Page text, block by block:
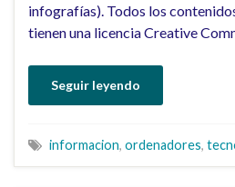
infografías). Todos los
tienen una licencia Creative
Seguir leyendo
informacion, ordenadores,